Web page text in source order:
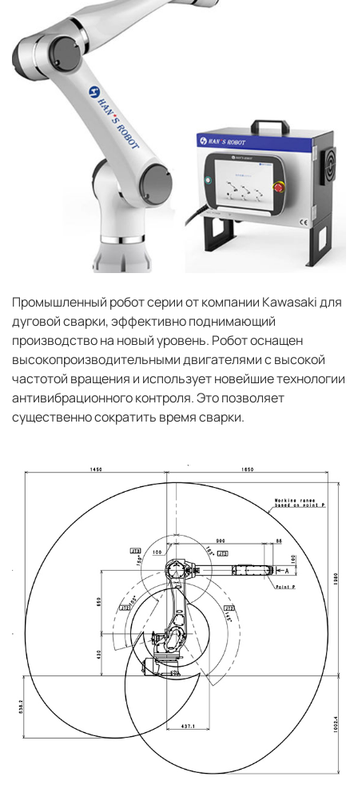
Промышленный робот серии от компании Kawasaki для
дуговой сварки, эффективно поднимающий
производство на новый уровень. Робот оснащен
высокопроизводительными двигателями с высокой
частотой вращения и использует новейшие технологии
антивибрационного контроля. Это позволяет
существенно сократить время сварки.